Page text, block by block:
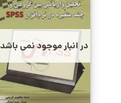
در انبار موجود نمی باشد